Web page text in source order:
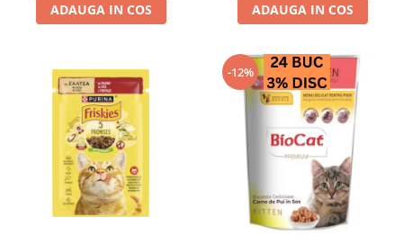
ADAUGA IN COS ADAUGA IN COS
-12%